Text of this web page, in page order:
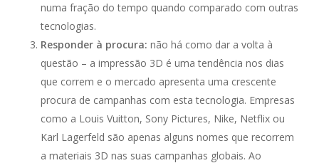
numa fração do tempo quando comparado com outras
tecnologias.
Responder à procura: não há como dar a volta à
questão – a impressão 3D é uma tendência nos dias
que correm e o mercado apresenta uma crescente
procura de campanhas com esta tecnologia. Empresas
como a Louis Vuitton, Sony Pictures, Nike, Netflix ou
Karl Lagerfeld são apenas alguns nomes que recorrem
a materiais 3D nas suas campanhas globais. Ao